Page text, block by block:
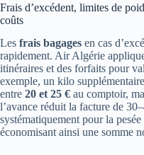
Frais d’excédent, limites de
coûts
Les frais bagages en cas
rapidement. Air Algérie
itinéraires et des forfaits pour
exemple, un kilo
entre 20 et 25 € au comptoir,
l’avance réduit la facture de
systématiquement pour la
économisant ainsi une somme